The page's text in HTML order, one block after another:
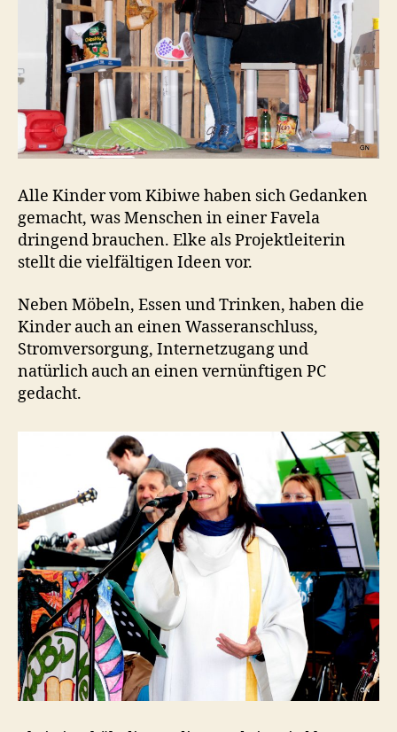
Alle Kinder vom Kibiwe haben sich Gedanken
gemacht, was Menschen in einer Favela
dringend brauchen. Elke als Projektleiterin
stellt die vielfältigen Ideen vor.
Neben Möbeln, Essen und Trinken, haben die
Kinder auch an einen Wasseranschluss,
Stromversorgung, Internetzugang und
natürlich auch an einen vernünftigen PC
gedacht.